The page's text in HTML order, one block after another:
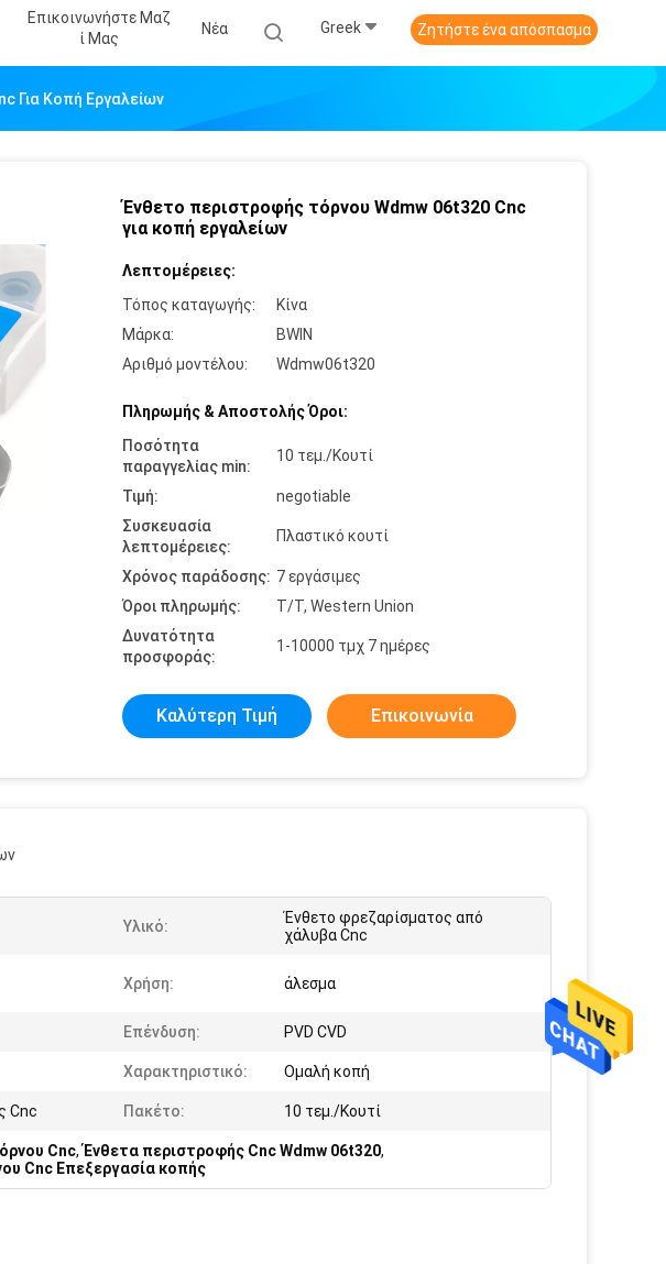
Επικοινωνήστε Μαζ
Ί Μας
Νέα Greek Ζητήστε ένα απόσπασμα
Για Κοπή Εργαλείων
Ένθετο περιστροφής τόρνου Wdmw 06t320 Cnc
για κοπή εργαλείων
Λεπτομέρειες:
Τόπος καταγωγής:
Κίνα
Μάρκα:
BWIN
Αριθμό μοντέλου:
Wdmw06t320
Πληρωμής & Αποστολής Όροι:
Ποσότητα
παραγγελίας min:
10 τεμ./Κουτί
Τιμή:
negotiable
Συσκευασία
λεπτομέρειες:
Πλαστικό κουτί
Χρόνος παράδοσης: 7 εργάσιμες
Όροι πληρωμής:
T/T, Western Union
Δυνατότητα
προσφοράς:
1-10000 τμχ 7 ημέρες
Καλύτερη Τιμή Επικοινωνία
Υλικό:
Ένθετο φρεζαρίσματος από
χάλυβα Cnc
Χρήση: άλεσμα
Επένδυση: PVD CVD
Χαρακτηριστικό: Ομαλή κοπή
Cnc Πακέτο: 10 τεμ./Κουτί
Cnc,Ένθετα περιστροφής Cnc Wdmw 06t320,
Cnc Επεξεργασία κοπής